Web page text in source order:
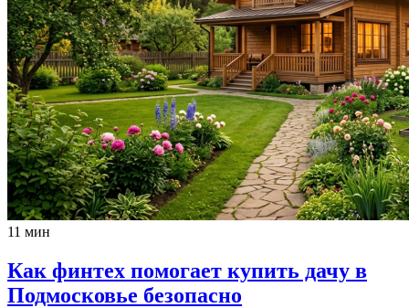
11 мин
Как финтех помогает купить дачу в
Подмосковье безопасно